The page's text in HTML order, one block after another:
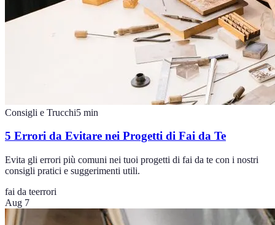
Consigli e Trucchi5 min
5 Errori da Evitare nei Progetti di Fai da Te
Evita gli errori più comuni nei tuoi progetti di fai da te con i nostri
consigli pratici e suggerimenti utili.
fai da teerrori
Aug 7